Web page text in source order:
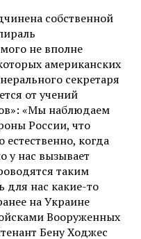
собственной
не вполне
американских
секретаря
от учений
«Мы наблюдаем
России, что
естественно, когда
у нас вызывает
таким
для нас какие-то
на Украине
Вооруженных
Бену Ходжес